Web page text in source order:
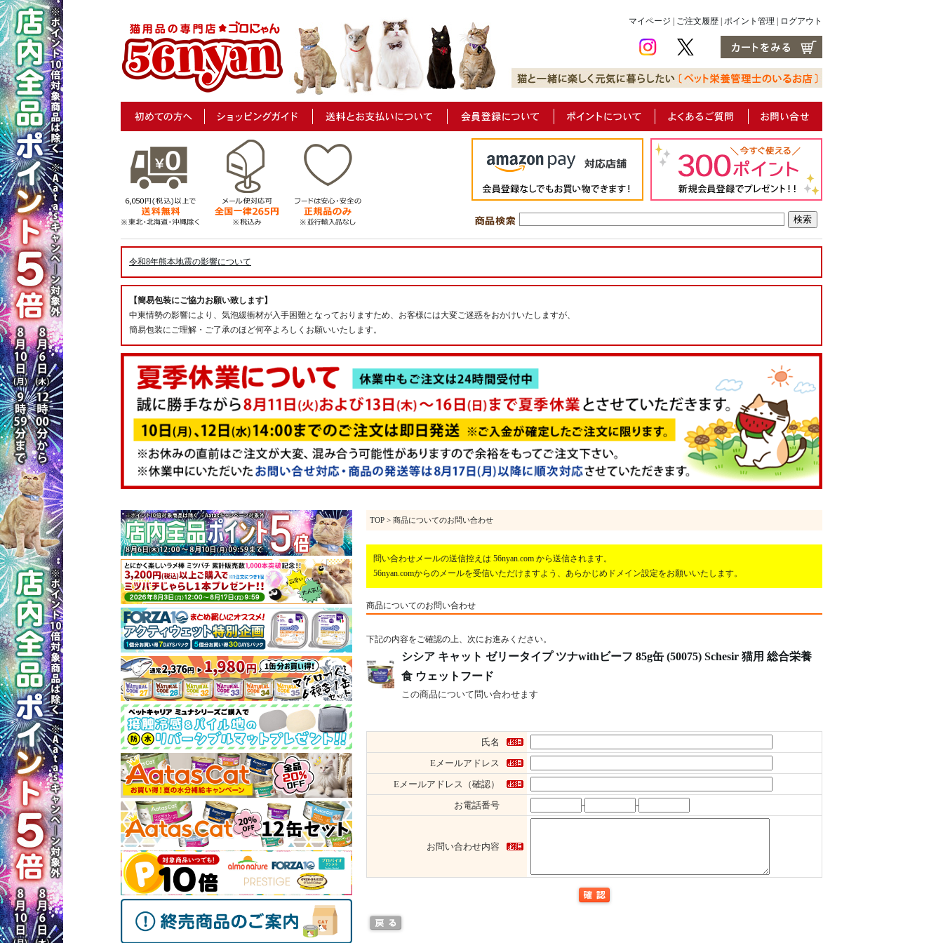
マイページ ご注文履歴 ポイント管理 ログアウト
令和8年熊本地震の影響について
【簡易包装にご協力お願い致します】
中東情勢の影響により、気泡緩衝材が入手困難となっておりますため、お客様には大変ご迷惑をおかけいたしますが、
簡易包装にご理解・ご了承のほど何卒よろしくお願いいたします。
TOP > 商品についてのお問い合わせ
問い合わせメールの送信控えは 56nyan.com から送信されます。
56nyan.comからのメールを受信いただけますよう、あらかじめドメイン設定をお願いいたします。
商品についてのお問い合わせ
下記の内容をご確認の上、次にお進みください。
シシア キャット ゼリータイプ ツナwithビーフ 85g缶 (50075) Schesir 猫用 総合栄養
食 ウェットフード
この商品について問い合わせます
氏名
Eメールアドレス
Eメールアドレス（確認）
お電話番号
- -
お問い合わせ内容